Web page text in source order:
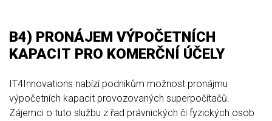
B4) PRONÁJEM VÝPOČETNÍCH
KAPACIT PRO KOMERČNÍ ÚČELY
IT4Innovations nabízí podnikům možnost pronájmu
výpočetních kapacit provozovaných superpočítačů.
Zájemci o tuto službu z řad právnických či fyzických osob